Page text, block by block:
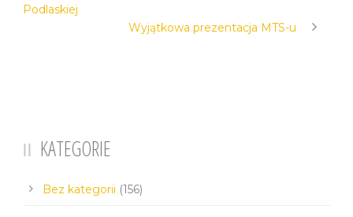
Podlaskiej
Wyjątkowa prezentacja MTS-u
KATEGORIE
Bez kategorii (156)